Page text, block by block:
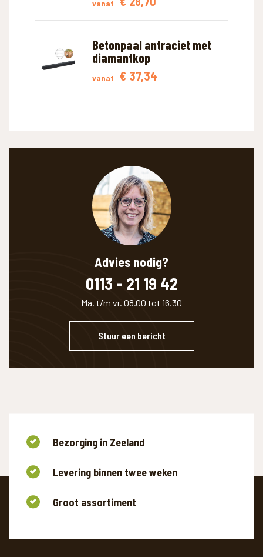
WAAR BEN JE NAAR OP ZOEK?
vanaf
Betonpaal antraciet met
diamantkop
vanaf € 37,34
Advies nodig?
0113 - 21 19 42
Ma. t/m vr. 08.00 tot 16.30
Stuur een bericht
Bezorging in Zeeland
Levering binnen twee weken
Groot assortiment